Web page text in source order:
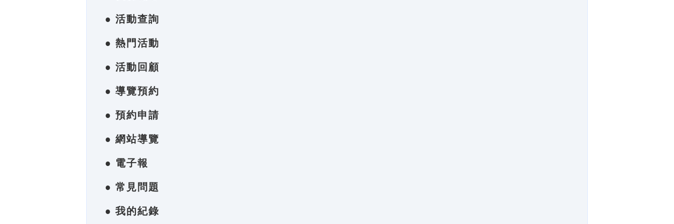
● 活動查詢
● 熱門活動
● 活動回顧
● 導覽預約
● 預約申請
● 網站導覽
● 電子報
● 常見問題
● 我的紀錄